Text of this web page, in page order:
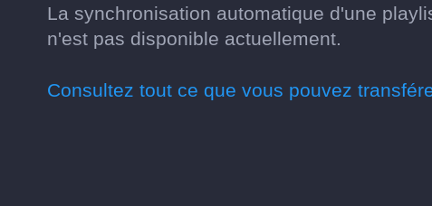
La synchronisation automatique d'une
n'est pas disponible actuellement.
Consultez tout ce que vous pouvez